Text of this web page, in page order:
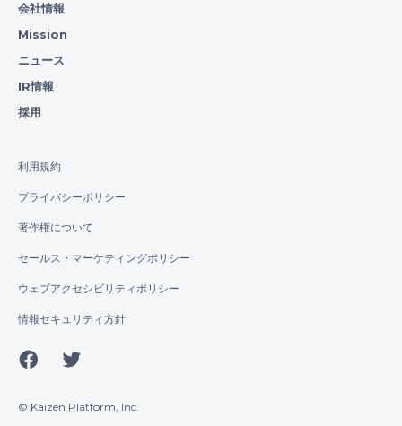
会社情報
Mission
ニュース
IR情報
採用
利用規約
プライバシーポリシー
著作権について
セールス・マーケティングポリシー
ウェブアクセシビリティポリシー
情報セキュリティ方針
© Kaizen Platform, Inc.